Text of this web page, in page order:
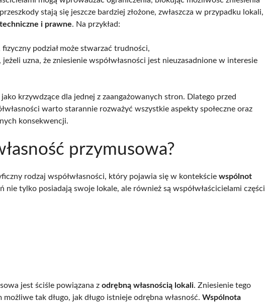
stają się jeszcze bardziej złożone, zwłaszcza w przypadku lokali,
i prawne. Na przykład:
podział może stwarzać trudności,
uzna, że zniesienie współwłasności jest nieuzasadnione w interesie
krzywdzące dla jednej z zaangażowanych stron. Dlatego przed
warto starannie rozważyć wszystkie aspekty społeczne oraz
konsekwencji.
przymusowa?
rodzaj współwłasności, który pojawia się w kontekście wspólnot
nie tylko posiadają swoje lokale, ale również są współwłaścicielami części
jest ściśle powiązana z odrębną własnością lokali. Zniesienie tego
tak długo, jak długo istnieje odrębna własność. Wspólnota